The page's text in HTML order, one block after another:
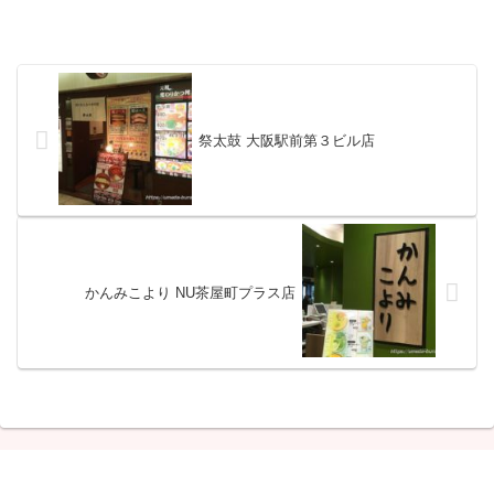
祭太鼓 大阪駅前第３ビル店
かんみこより NU茶屋町プラス店